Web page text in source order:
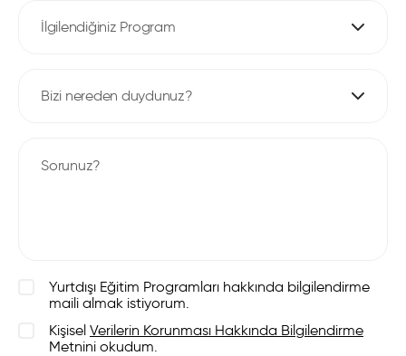
İlgilendiğiniz Program
Bizi nereden duydunuz?
Yurtdışı Eğitim Programları hakkında bilgilendirme
maili almak istiyorum.
Kişisel Verilerin Korunması Hakkında Bilgilendirme
Metnini okudum.